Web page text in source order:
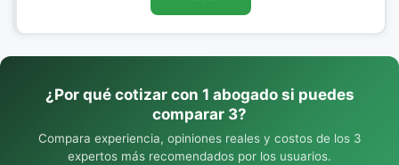
¿Por qué cotizar con 1 abogado si puedes
comparar 3?
Compara experiencia, opiniones reales y costos de los 3
expertos más recomendados por los usuarios.